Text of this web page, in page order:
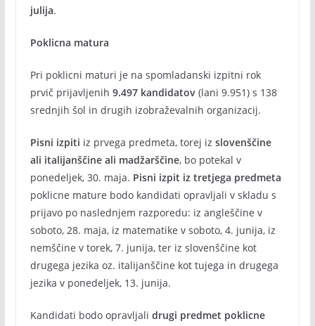
julija.
Poklicna matura
Pri poklicni maturi je na spomladanski izpitni rok
prvič prijavljenih 9.497 kandidatov(lani 9.951) s 138
srednjih šol in drugih izobraževalnih organizacij.
Pisni izpiti iz prvega predmeta, torej iz slovenščine
ali italijanščine ali madžarščine, bo potekal v
ponedeljek, 30. maja. Pisni izpit iz tretjega predmeta
poklicne mature bodo kandidati opravljali v skladu s
prijavo po naslednjem razporedu: iz angleščine v
soboto, 28. maja, iz matematike v soboto, 4. junija, iz
nemščine v torek, 7. junija, ter iz slovenščine kot
drugega jezika oz. italijanščine kot tujega in drugega
jezika v ponedeljek, 13. junija.
Kandidati bodo opravljali drugi predmet poklicne